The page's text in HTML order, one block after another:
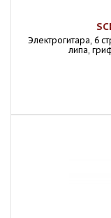
Электрогитара, 6
липа,